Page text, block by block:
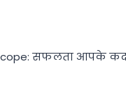
सफलता आपके